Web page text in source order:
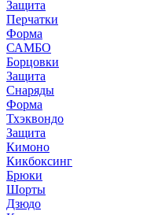
Защита
Перчатки
Форма
САМБО
Борцовки
Защита
Снаряды
Форма
Тхэквондо
Защита
Кимоно
Кикбоксинг
Брюки
Шорты
Дзюдо